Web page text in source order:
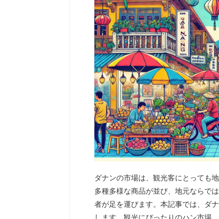
ダナンの市場は、観光客にとっても
多種多様な商品が並び、地元ならで
者が足を運びます。本記事では、ダ
します。観光にぴったりのハン市場